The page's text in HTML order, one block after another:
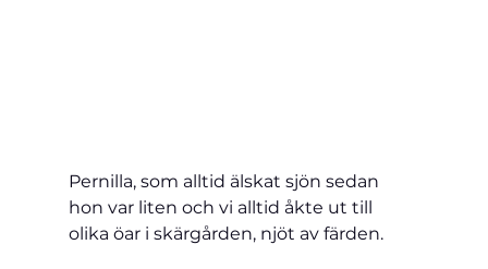
Pernilla, som alltid älskat sjön sedan
hon var liten och vi alltid åkte ut till
olika öar i skärgården, njöt av färden.